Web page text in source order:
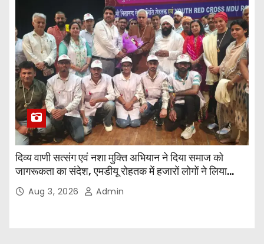
दिव्य वाणी सत्संग एवं नशा मुक्ति अभियान ने दिया समाज को
जागरूकता का संदेश, एमडीयू रोहतक में हजारों लोगों ने लिया
संकल्पAug 3, 2026 Admin